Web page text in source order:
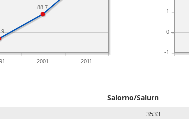
2001 2011
88.7
-1
0
1
Salorno/Salurn
3533